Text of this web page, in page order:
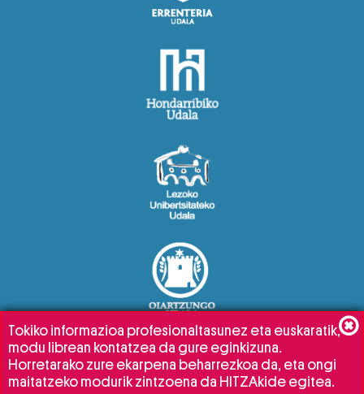
Tokiko informazioa profesionaltasunez eta euskaratik,
modu librean kontatzea da gure eginkizuna.
Horretarako zure ekarpena beharrezkoa da, eta ongi
maitatzeko modurik zintzoena da HITZAkide egitea.